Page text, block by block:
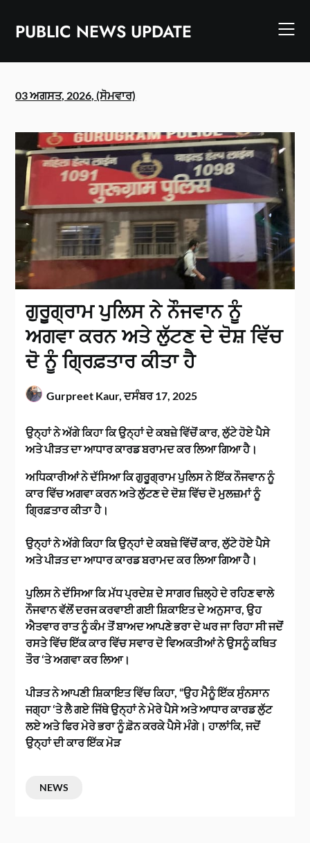
contentPUBLIC NEWS UPDATE
03 ਅਗਸਤ, 2026, (ਸੋਮਵਾਰ)
ਗੁਰੂਗ੍ਰਾਮ ਪੁਲਿਸ ਨੇ ਨੌਜਵਾਨ ਨੂੰ
ਅਗਵਾ ਕਰਨ ਅਤੇ ਲੁੱਟਣ ਦੇ ਦੋਸ਼ ਵਿੱਚ
ਦੋ ਨੂੰ ਗ੍ਰਿਫ਼ਤਾਰ ਕੀਤਾ ਹੈ
Gurpreet Kaur,ਦਸੰਬਰ 17, 2025
ਉਨ੍ਹਾਂ ਨੇ ਅੱਗੇ ਕਿਹਾ ਕਿ ਉਨ੍ਹਾਂ ਦੇ ਕਬਜ਼ੇ ਵਿੱਚੋਂ ਕਾਰ, ਲੁੱਟੇ ਹੋਏ ਪੈਸੇ
ਅਤੇ ਪੀੜਤ ਦਾ ਆਧਾਰ ਕਾਰਡ ਬਰਾਮਦ ਕਰ ਲਿਆ ਗਿਆ ਹੈ।
ਅਧਿਕਾਰੀਆਂ ਨੇ ਦੱਸਿਆ ਕਿ ਗੁਰੂਗ੍ਰਾਮ ਪੁਲਿਸ ਨੇ ਇੱਕ ਨੌਜਵਾਨ ਨੂੰ
ਕਾਰ ਵਿੱਚ ਅਗਵਾ ਕਰਨ ਅਤੇ ਲੁੱਟਣ ਦੇ ਦੋਸ਼ ਵਿੱਚ ਦੋ ਮੁਲਜ਼ਮਾਂ ਨੂੰ
ਗ੍ਰਿਫ਼ਤਾਰ ਕੀਤਾ ਹੈ।
ਉਨ੍ਹਾਂ ਨੇ ਅੱਗੇ ਕਿਹਾ ਕਿ ਉਨ੍ਹਾਂ ਦੇ ਕਬਜ਼ੇ ਵਿੱਚੋਂ ਕਾਰ, ਲੁੱਟੇ ਹੋਏ ਪੈਸੇ
ਅਤੇ ਪੀੜਤ ਦਾ ਆਧਾਰ ਕਾਰਡ ਬਰਾਮਦ ਕਰ ਲਿਆ ਗਿਆ ਹੈ।
ਪੁਲਿਸ ਨੇ ਦੱਸਿਆ ਕਿ ਮੱਧ ਪ੍ਰਦੇਸ਼ ਦੇ ਸਾਗਰ ਜ਼ਿਲ੍ਹੇ ਦੇ ਰਹਿਣ ਵਾਲੇ
ਨੌਜਵਾਨ ਵੱਲੋਂ ਦਰਜ ਕਰਵਾਈ ਗਈ ਸ਼ਿਕਾਇਤ ਦੇ ਅਨੁਸਾਰ, ਉਹ
ਐਤਵਾਰ ਰਾਤ ਨੂੰ ਕੰਮ ਤੋਂ ਬਾਅਦ ਆਪਣੇ ਭਰਾ ਦੇ ਘਰ ਜਾ ਰਿਹਾ ਸੀ ਜਦੋਂ
ਰਸਤੇ ਵਿੱਚ ਇੱਕ ਕਾਰ ਵਿੱਚ ਸਵਾਰ ਦੋ ਵਿਅਕਤੀਆਂ ਨੇ ਉਸਨੂੰ ਕਥਿਤ
ਤੌਰ ‘ਤੇ ਅਗਵਾ ਕਰ ਲਿਆ।
ਪੀੜਤ ਨੇ ਆਪਣੀ ਸ਼ਿਕਾਇਤ ਵਿੱਚ ਕਿਹਾ, “ਉਹ ਮੈਨੂੰ ਇੱਕ ਸੁੰਨਸਾਨ
ਜਗ੍ਹਾ ‘ਤੇ ਲੈ ਗਏ ਜਿੱਥੇ ਉਨ੍ਹਾਂ ਨੇ ਮੇਰੇ ਪੈਸੇ ਅਤੇ ਆਧਾਰ ਕਾਰਡ ਲੁੱਟ
ਲਏ ਅਤੇ ਫਿਰ ਮੇਰੇ ਭਰਾ ਨੂੰ ਫ਼ੋਨ ਕਰਕੇ ਪੈਸੇ ਮੰਗੇ। ਹਾਲਾਂਕਿ, ਜਦੋਂ
ਉਨ੍ਹਾਂ ਦੀ ਕਾਰ ਇੱਕ ਮੋੜ
NEWS